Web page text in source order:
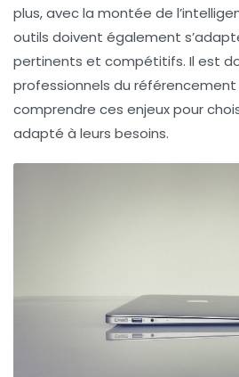
plus, avec la montée de l’
outils doivent également
pertinents et compétitifs. Il est
professionnels du référencement
comprendre ces enjeux pour
adapté à leurs besoins.